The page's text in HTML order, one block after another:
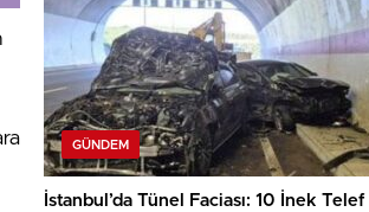
GÜNDEM
İstanbul’da Tünel Faciası: 10 İnek Telef